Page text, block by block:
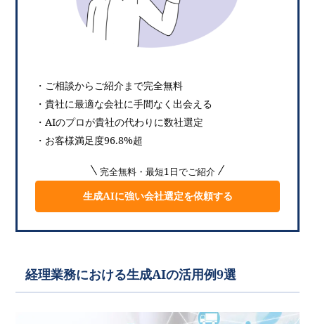
・ご相談からご紹介まで完全無料
・貴社に最適な会社に手間なく出会える
・AIのプロが貴社の代わりに数社選定
・お客様満足度96.8%超
完全無料・最短1日でご紹介
生成AIに強い会社選定を依頼する
経理業務における生成AIの活用例9選